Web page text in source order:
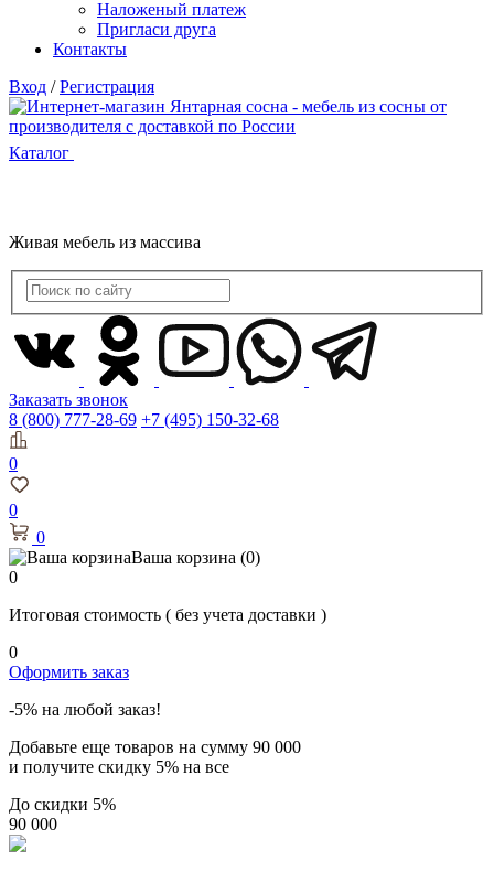
Наложеный платеж
Пригласи друга
Контакты
Вход / Регистрация
Каталог
Живая мебель из массива
Заказать звонок
8 (800) 777-28-69 +7 (495) 150-32-68
0
0
0
Ваша корзина (0)
0
Итоговая стоимость ( без учета доставки )
0
Оформить заказ
-5% на любой заказ!
Добавьте еще товаров на сумму 90 000
и получите скидку 5% на все
До скидки 5%
90 000